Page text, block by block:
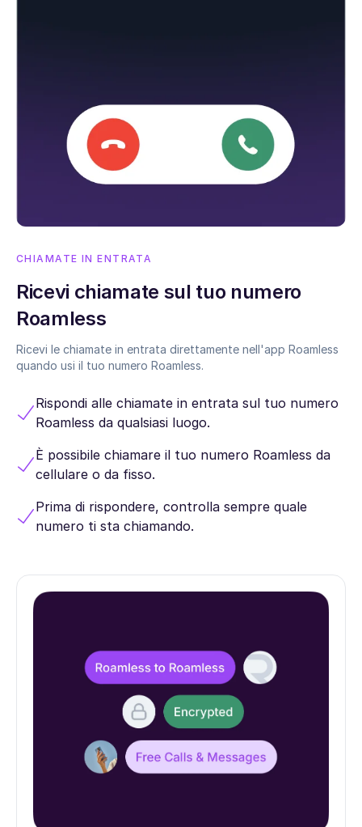
CHIAMATE IN ENTRATA
Ricevi chiamate sul tuo numero
Roamless
Ricevi le chiamate in entrata direttamente nell'app Roamless
quando usi il tuo numero Roamless.
Rispondi alle chiamate in entrata sul tuo numero
Roamless da qualsiasi luogo.
È possibile chiamare il tuo numero Roamless da
cellulare o da fisso.
Prima di rispondere, controlla sempre quale
numero ti sta chiamando.